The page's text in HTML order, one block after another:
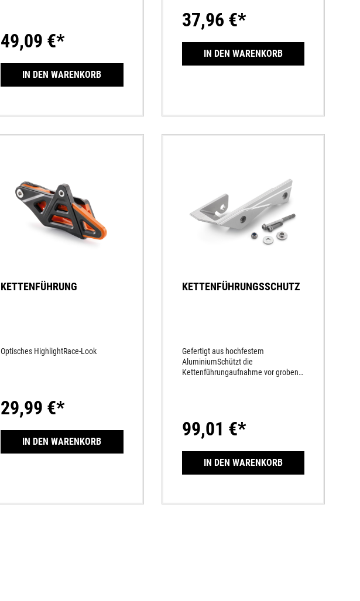
hochfestem Kunststoff für maximale
Stabilität
49,09 €*
IN DEN WARENKORB
37,96 €*
IN DEN WARENKORB
KETTENFÜHRUNG
Optisches HighlightRace-Look
29,99 €*
IN DEN WARENKORB
KETTENFÜHRUNGSSCHUTZ
Gefertigt aus hochfestem
AluminiumSchützt die
Kettenführungaufnahme vor groben
99,01 €*
IN DEN WARENKORB